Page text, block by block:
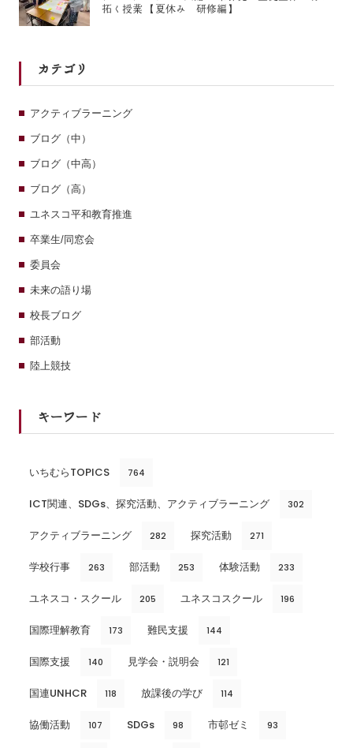
拓く授業 【夏休み 研修編】
カテゴリ
アクティブラーニング
ブログ（中）
ブログ（中高）
ブログ（高）
ユネスコ平和教育推進
卒業生/同窓会
委員会
未来の語り場
校長ブログ
部活動
陸上競技
キーワード
いちむらTOPICS 764
ICT関連、SDGs、探究活動、アクティブラーニング 302
アクティブラーニング 282 探究活動 271
学校行事 263 部活動 253 体験活動 233
ユネスコ・スクール 205 ユネスコスクール 196
国際理解教育 173 難民支援 144
国際支援 140 見学会・説明会 121
国連UNHCR 118 放課後の学び 114
協働活動 107 SDGs 98 市邨ゼミ 93